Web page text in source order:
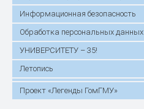
Информационная безопасность
Обработка персональных данных
УНИВЕРСИТЕТУ – 35!
Летопись
Проект «Легенды ГомГМУ»